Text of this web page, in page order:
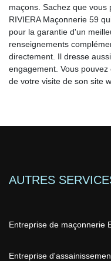
maçons. Sachez que
RIVIERA Maçonnerie 59
pour la garantie d'un
renseignements
directement. Il dresse
engagement. Vous
de votre visite de son site
AUTRES
Entreprise de maçonnerie
Entreprise